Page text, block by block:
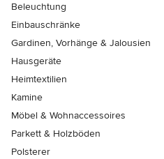
Beleuchtung
Einbauschränke
Gardinen, Vorhänge & Jalousien
Hausgeräte
Heimtextilien
Kamine
Möbel & Wohnaccessoires
Parkett & Holzböden
Polsterer